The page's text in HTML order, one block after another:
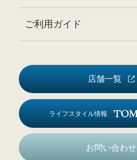
ご利用ガイド
店舗一覧
ライフスタイル情報
お問い合わせ